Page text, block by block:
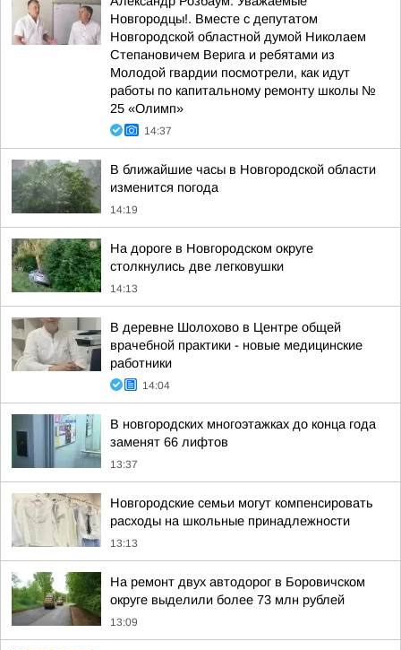
Новгородцы!. Вместе с депутатом
Новгородской областной думой Николаем
Степановичем Верига и ребятами из
Молодой гвардии посмотрели, как идут
работы по капитальному ремонту школы №
25 «Олимп»
14:37
В ближайшие часы в Новгородской области
изменится погода
14:19
На дороге в Новгородском округе
столкнулись две легковушки
14:13
В деревне Шолохово в Центре общей
врачебной практики - новые медицинские
работники
14:04
В новгородских многоэтажках до конца года
заменят 66 лифтов
13:37
Новгородские семьи могут компенсировать
расходы на школьные принадлежности
13:13
На ремонт двух автодорог в Боровичском
округе выделили более 73 млн рублей
13:09